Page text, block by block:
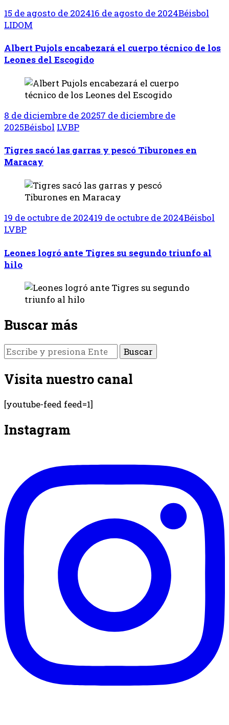
15 de agosto de 202416 de agosto de 2024Béisbol
LIDOM
Albert Pujols encabezará el cuerpo técnico de los
Leones del Escogido
8 de diciembre de 20257 de diciembre de
2025Béisbol LVBP
Tigres sacó las garras y pescó Tiburones en
Maracay
19 de octubre de 202419 de octubre de 2024Béisbol
LVBP
Leones logró ante Tigres su segundo triunfo al
hilo
Buscar más
¿Buscas
algo?
Visita nuestro canal
[youtube-feed feed=1]
Instagram